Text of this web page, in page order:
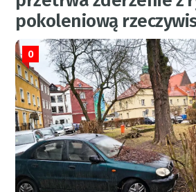
pokoleniową
0